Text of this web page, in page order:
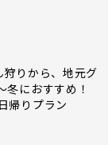
狩りから、地元グ
冬におすすめ！
帰りプラン